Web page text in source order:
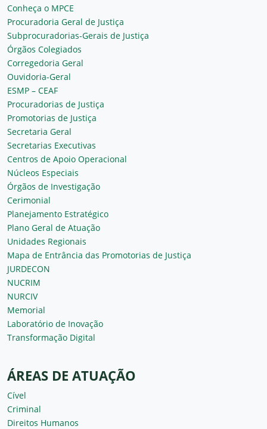
Conheça o MPCE
Procuradoria Geral de Justiça
Subprocuradorias-Gerais de Justiça
Órgãos Colegiados
Corregedoria Geral
Ouvidoria-Geral
ESMP – CEAF
Procuradorias de Justiça
Promotorias de Justiça
Secretaria Geral
Secretarias Executivas
Centros de Apoio Operacional
Núcleos Especiais
Órgãos de Investigação
Cerimonial
Planejamento Estratégico
Plano Geral de Atuação
Unidades Regionais
Mapa de Entrância das Promotorias de Justiça
JURDECON
NUCRIM
NURCIV
Memorial
Laboratório de Inovação
Transformação Digital
ÁREAS DE ATUAÇÃO
Cível
Criminal
Direitos Humanos